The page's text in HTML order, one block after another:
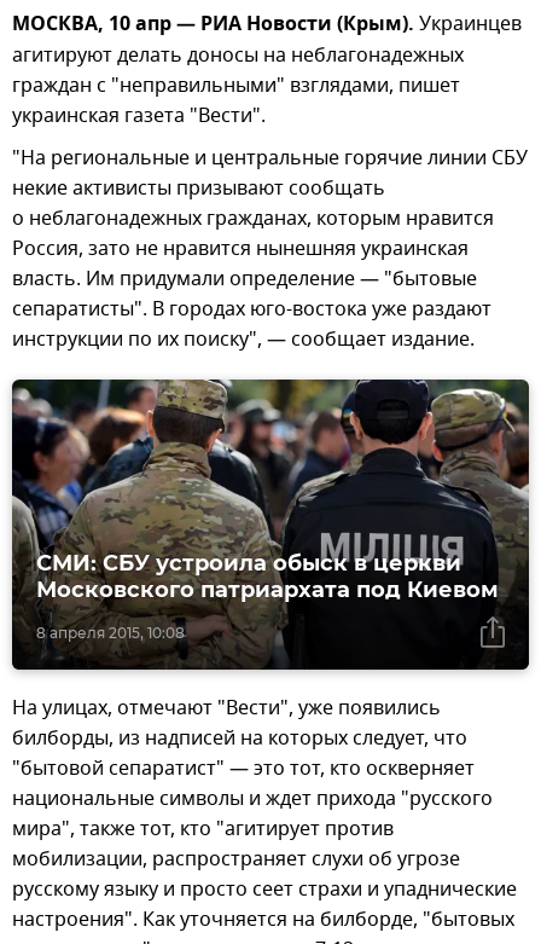
МОСКВА, 10 апр — РИА Новости (Крым). Украинцев
агитируют делать доносы на неблагонадежных
граждан с "неправильными" взглядами, пишет
украинская газета "Вести".
"На региональные и центральные горячие линии СБУ
некие активисты призывают сообщать
о неблагонадежных гражданах, которым нравится
Россия, зато не нравится нынешняя украинская
власть. Им придумали определение — "бытовые
сепаратисты". В городах юго-востока уже раздают
инструкции по их поиску", — сообщает издание.
8 апреля 2015, 10:08
СМИ: СБУ устроила обыск в церкви
Московского патриархата под Киевом
На улицах, отмечают "Вести", уже появились
билборды, из надписей на которых следует, что
"бытовой сепаратист" — это тот, кто оскверняет
национальные символы и ждет прихода "русского
мира", также тот, кто "агитирует против
мобилизации, распространяет слухи об угрозе
русскому языку и просто сеет страхи и упаднические
настроения". Как уточняется на билборде, "бытовых